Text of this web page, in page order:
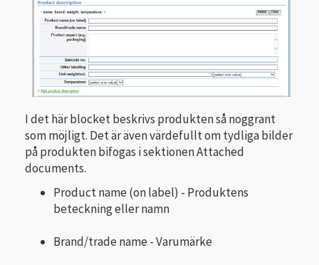
I det här blocket beskrivs produkten så noggrant
som möjligt. Det är även värdefullt om tydliga bilder
på produkten bifogas i sektionen Attached
documents.
Product name (on label) - Produktens
beteckning eller namn
Brand/trade name - Varumärke